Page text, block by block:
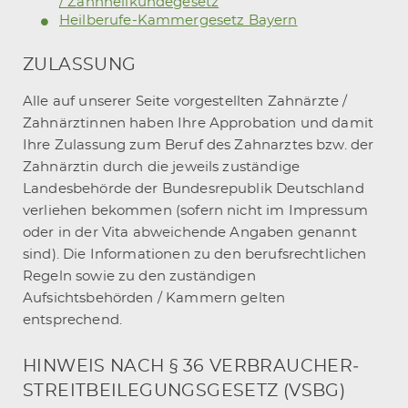
Heilberufe-Kammergesetz Bayern
ZU­LAS­SUNG
Alle auf unserer Seite vorgestellten Zahnärzte /
Zahnärztinnen haben Ihre Approbation und damit
Ihre Zulassung zum Beruf des Zahnarztes bzw. der
Zahnärztin durch die jeweils zuständige
Landesbehörde der Bundesrepublik Deutschland
verliehen bekommen (sofern nicht im Impressum
oder in der Vita abweichende Angaben genannt
sind). Die Informationen zu den berufsrechtlichen
Regeln sowie zu den zuständigen
Aufsichtsbehörden / Kammern gelten
entsprechend.
HIN­WEIS NACH § 36 VER­BRAU­CHER­
STREIT­BEI­LE­GUNGS­GE­SETZ (VSBG)